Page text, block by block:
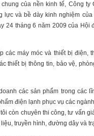
của nền kinh tế, Công ty
và bề dày kinh nghiệm của
24 tháng 6 năm 2009 của Hội
các máy móc và thiết bị điện,
thiết bị thông tin, bảo vệ,
các sản phẩm trong các
điện lạnh phục vụ các
còn chuyên thi công, tư vấn
truyền hình, đường dây và